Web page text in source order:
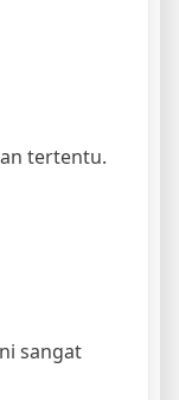
tertentu.
sangat